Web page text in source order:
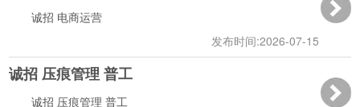
发布时间:2026-07-15
诚招 电商运营
诚招 压痕管理 普工
诚招 压痕管理 普工